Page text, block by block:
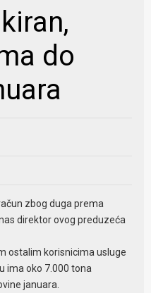
do
zbog duga prema
direktor ovog preduzeća
ostalim korisnicima usluge
ima oko 7.000 tona
januara.